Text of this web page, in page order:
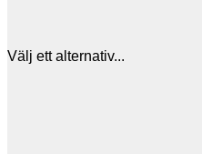
Välj ett alternativ...